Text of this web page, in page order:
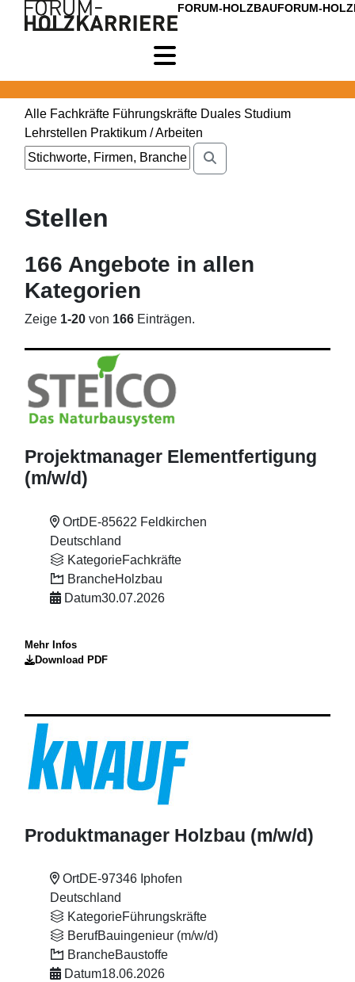
FORUM-HOLZBAUFORUM-
Alle Fachkräfte Führungskräfte Duales Studium
Lehrstellen Praktikum / Arbeiten
Stellen
166 Angebote inallen
Kategorien
Zeige 1-20 von 166 Einträgen.
Projektmanager Elementfertigung
(m/w/d)
OrtDE-85622 Feldkirchen
Deutschland
KategorieFachkräfte
BrancheHolzbau
Datum30.07.2026
Mehr Infos
Download PDF
Produktmanager Holzbau (m/w/d)
OrtDE-97346 Iphofen
Deutschland
KategorieFührungskräfte
BerufBauingenieur (m/w/d)
BrancheBaustoffe
Datum18.06.2026